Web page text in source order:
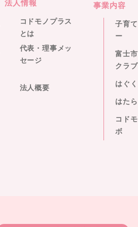
法人情報
コドモノプラス
とは
代表・理事メッ
セージ
法人概要
事業内容
子育
ー
富士
クラブ
はぐ
はた
コド
ボ